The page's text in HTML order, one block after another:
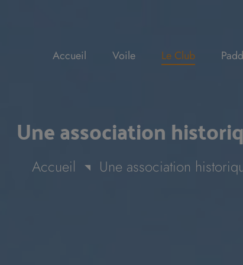
Accueil Voile Le Club
Une association
Accueil Une association